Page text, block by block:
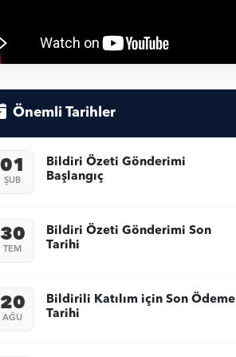
Önemli Tarihler
01
ŞUB
Bildiri Özeti Gönderimi
Başlangıç
30
TEM
Bildiri Özeti Gönderimi Son
Tarihi
20
AĞU
Bildirili Katılım için Son Ödeme
Tarihi